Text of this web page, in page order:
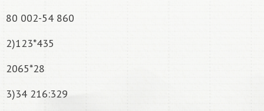
80 002-54 860
2)123*435
2065*28
3)34 216:329